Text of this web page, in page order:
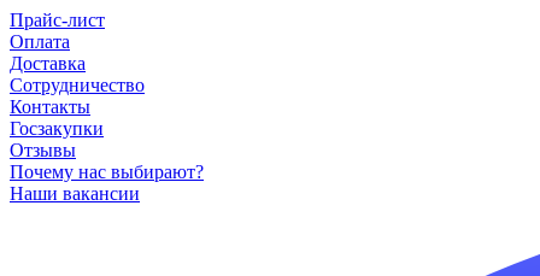
Прайс-лист
Оплата
Доставка
Сотрудничество
Контакты
Госзакупки
Отзывы
Почему нас выбирают?
Наши вакансии